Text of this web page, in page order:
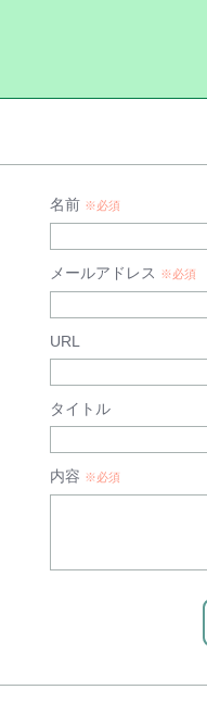
名前 ※必須
メールアドレス ※必須
URL
タイトル
内容 ※必須